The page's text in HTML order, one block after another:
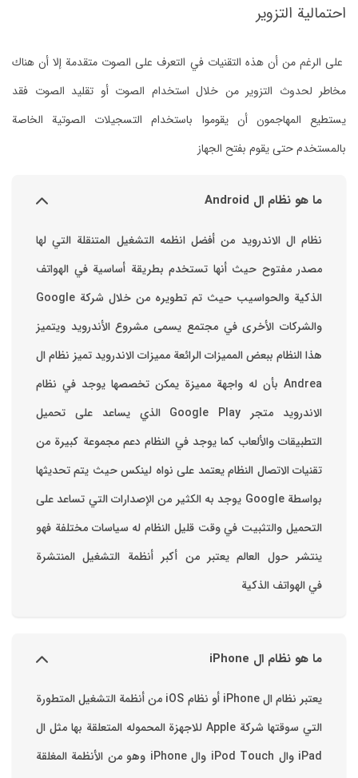
احتمالية التزوير
على الرغم من أن هذه التقنيات في التعرف على الصوت متقدمة إلا أن هناك
مخاطر لحدوث التزوير من خلال استخدام الصوت أو تقليد الصوت فقد
يستطيع المهاجمون أن يقوموا باستخدام التسجيلات الصوتية الخاصة
بالمستخدم حتى يقوم بفتح الجهاز
ما هو نظام ال Android
نظام ال الاندرويد من أفضل انظمه التشغيل المتنقلة التي لها
مصدر مفتوح حيث أنها تستخدم بطريقة أساسية في الهواتف
والشركات الأخرى في مجتمع يسمى مشروع الأندرويد ويتميز
هذا النظام ببعض المميزات الرائعة ‏مميزات الاندرويد ‏تميز نظام ال
Andrea بأن له واجهة مميزة يمكن تخصصها ‏يوجد في نظام
الاندرويد متجر Google Play الذي يساعد على تحميل
التطبيقات والألعاب ‏كما يوجد في النظام دعم مجموعة كبيرة من
تقنيات الاتصال ‏النظام يعتمد على نواه لينكس حيث يتم تحديثها
بواسطة ‫Google‬ ‏يوجد به الكثير من الإصدارات التي تساعد على
التحميل والتثبيت في وقت قليل ‏النظام له سياسات مختلفة فهو
ينتشر حول العالم يعتبر من أكبر أنظمة التشغيل المنتشرة
في الهواتف الذكية
ما هو نظام ال iPhone
يعتبر نظام ال iPhone أو نظام iOS من أنظمة التشغيل المتطورة
التي سوقتها شركة Apple للاجهزة المحموله المتعلقة بها مثل ال
iPad وال iPod Touch وال iPhone وهو من الأنظمة المغلقة